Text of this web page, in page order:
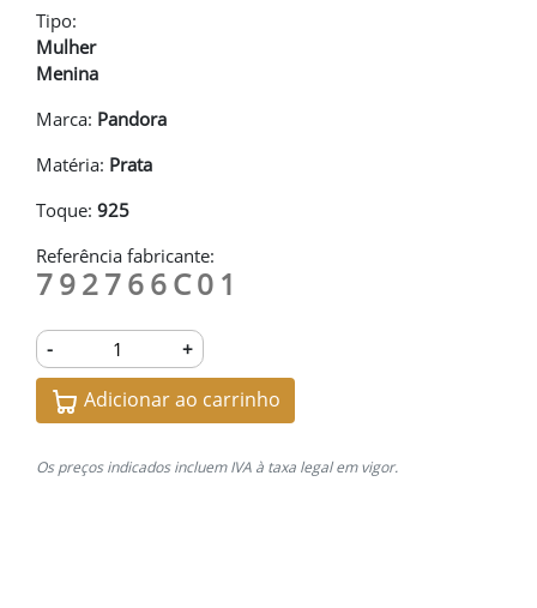
Tipo:
Mulher
Menina
Marca: Pandora
Matéria: Prata
Toque: 925
Referência fabricante:
792766C01
- +
Adicionar ao carrinho
Os preços indicados incluem IVA à taxa legal em vigor.